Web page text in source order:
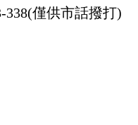
338(僅供市話撥打)